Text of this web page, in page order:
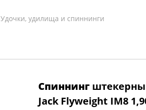
Удочки, удилища и спиннинги
Спиннинг
Jack Flyweight IM8